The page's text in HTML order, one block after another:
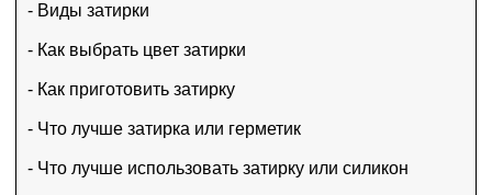
- Виды затирки
- Как выбрать цвет затирки
- Как приготовить затирку
- Что лучше затирка или герметик
- Что лучше использовать затирку или силикон